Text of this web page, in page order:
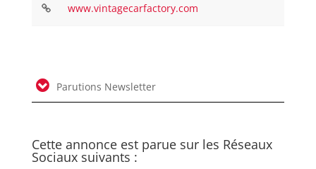
www.vintagecarfactory.com
Parutions Newsletter
Cette annonce est parue sur les Réseaux
Sociaux suivants :